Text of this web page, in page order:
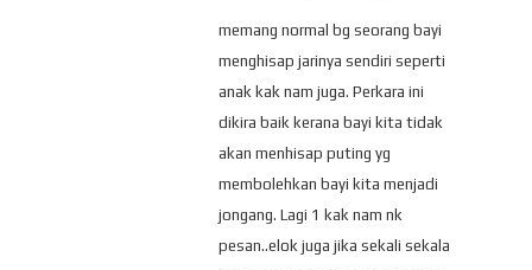
memang normal bg seorang bayi
menghisap jarinya sendiri seperti
anak kak nam juga. Perkara ini
dikira baik kerana bayi kita tidak
akan menhisap puting yg
membolehkan bayi kita menjadi
jongang. Lagi 1 kak nam nk
pesan..elok juga jika sekali sekala